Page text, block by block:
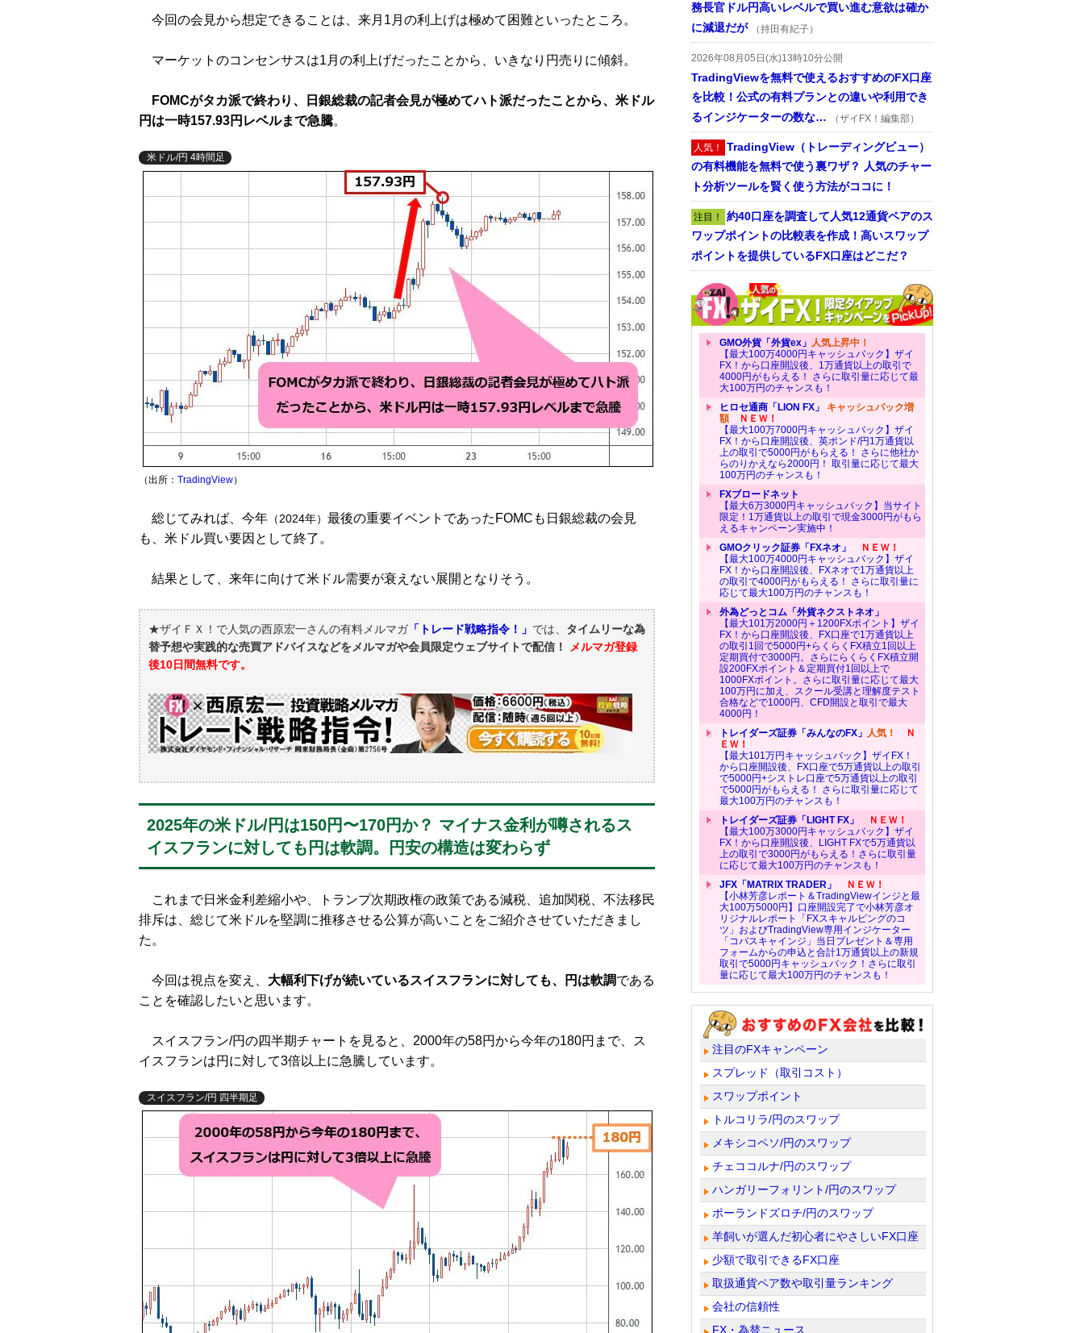
今回の会見から想定できることは、来月1月の利上げは極めて困難といったところ。
マーケットのコンセンサスは1月の利上げだったことから、いきなり円売りに傾斜。
FOMCがタカ派で終わり、日銀総裁の記者会見が極めてハト派だったことから、米ドル
円は一時157.93円レベルまで急騰。
米ドル/円 4時間足
（出所： TradingView）
総じてみれば、今年 （2024年） 最後の重要イベントであったFOMCも日銀総裁の会見
も、米ドル買い要因として終了。
結果として、来年に向けて米ドル需要が衰えない展開となりそう。
★ザイＦＸ！で人気の西原宏一さんの有料メルマガ「トレード戦略指令！」 では、 タイムリーな為
替予想や実践的な売買アドバイスなどをメルマガや会員限定ウェブサイトで配信！
メルマガ登録
後10日間無料です。
2025年の米ドル/円は150円〜170円か？ マイナス金利が噂されるス
イスフランに対しても円は軟調。円安の構造は変わらず
これまで日米金利差縮小や、トランプ次期政権の政策である減税、追加関税、不法移民
排斥は、総じて米ドルを堅調に推移させる公算が高いことをご紹介させていただきまし
た。
今回は視点を変え、 大幅利下げが続いているスイスフランに対しても、円は軟調である
ことを確認したいと思います。
スイスフラン/円の四半期チャートを見ると、2000年の58円から今年の180円まで、ス
イスフランは円に対して3倍以上に急騰しています。
スイスフラン/円 四半期足
務長官ドル円高いレベルで買い進む意欲は確か
に減退だが
（持田有紀子）
2026年08月05日(水)13時10分公開
TradingViewを無料で使えるおすすめのFX口座
を比較！公式の有料プランとの違いや利用でき
るインジケーターの数な…
（ザイFX！編集部）
人気！ TradingView（トレーディングビュー）
の有料機能を無料で使う裏ワザ？ 人気のチャー
ト分析ツールを賢く使う方法がココに！
注目！ 約40口座を調査して人気12通貨ペアのス
ワップポイントの比較表を作成！高いスワップ
ポイントを提供しているFX口座はどこだ？
GMO外貨「外貨ex」 人気上昇中！
【最大100万4000円キャッシュバック】ザイ
FX！から口座開設後、1万通貨以上の取引で
4000円がもらえる！ さらに取引量に応じて最
大100万円のチャンスも！
ヒロセ通商「LION FX」 キャッシュバック増
額ＮＥＷ！
【最大100万7000円キャッシュバック】ザイ
FX！から口座開設後、英ポンド/円1万通貨以
上の取引で5000円がもらえる！ さらに他社か
らのりかえなら2000円！ 取引量に応じて最大
100万円のチャンスも！
FXブロードネット
【最大6万3000円キャッシュバック】当サイト
限定！1万通貨以上の取引で現金3000円がもら
えるキャンペーン実施中！
GMOクリック証券「FXネオ」
ＮＥＷ！
【最大100万4000円キャッシュバック】ザイ
FX！から口座開設後、FXネオで1万通貨以上
の取引で4000円がもらえる！ さらに取引量に
応じて最大100万円のチャンスも！
外為どっとコム「外貨ネクストネオ」
【最大101万2000円＋1200FXポイント】ザイ
FX！から口座開設後、FX口座で1万通貨以上
の取引1回で5000円+らくらくFX積立1回以上
定期買付で3000円。さらにらくらくFX積立開
設200FXポイント＆定期買付1回以上で
1000FXポイント。さらに取引量に応じて最大
100万円に加え、スクール受講と理解度テスト
合格などで1000円、CFD開設と取引で最大
4000円！
トレイダーズ証券「みんなのFX」 人気！
Ｎ
ＥＷ！
【最大101万円キャッシュバック】ザイFX！
から口座開設後、FX口座で5万通貨以上の取引
で5000円+シストレ口座で5万通貨以上の取引
で5000円がもらえる！ さらに取引量に応じて
最大100万円のチャンスも！
トレイダーズ証券「LIGHT FX」
ＮＥＷ！
【最大100万3000円キャッシュバック】ザイ
FX！から口座開設後、LIGHT FXで5万通貨以
上の取引で3000円がもらえる！さらに取引量
に応じて最大100万円のチャンスも！
JFX「MATRIX TRADER」
ＮＥＷ！
【小林芳彦レポート＆TradingViewインジと最
大100万5000円】口座開設完了で小林芳彦オ
リジナルレポート「FXスキャルピングのコ
ツ」およびTradingView専用インジケーター
「コバスキャインジ」当日プレゼント＆専用
フォームからの申込と合計1万通貨以上の新規
取引で5000円キャッシュバック！さらに取引
量に応じて最大100万円のチャンスも！
注目のFXキャンペーン
スプレッド（取引コスト）
スワップポイント
トルコリラ/円のスワップ
メキシコペソ/円のスワップ
チェココルナ/円のスワップ
ハンガリーフォリント/円のスワップ
ポーランドズロチ/円のスワップ
羊飼いが選んだ初心者にやさしいFX口座
少額で取引できるFX口座
取扱通貨ペア数や取引量ランキング
会社の信頼性
FX・為替ニュース